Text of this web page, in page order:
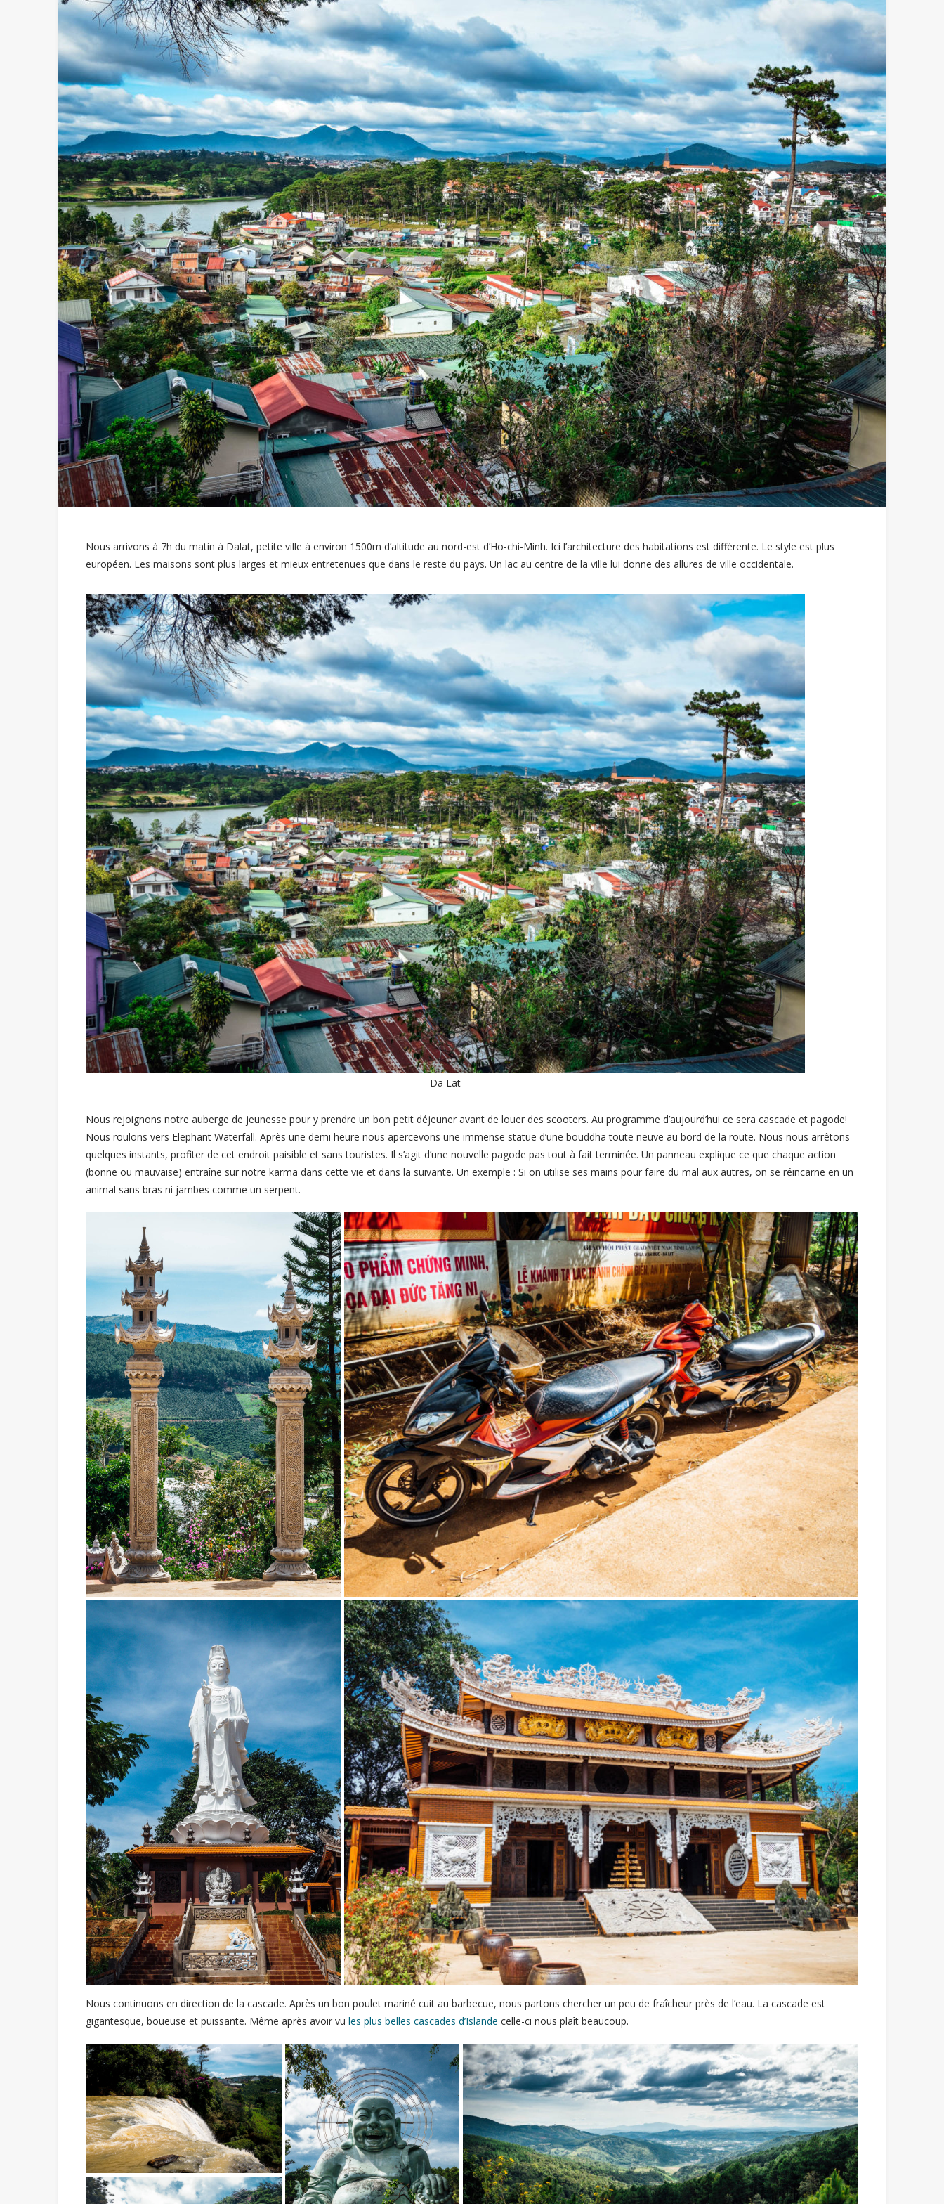
Nous arrivons à 7h du matin à Dalat, petite ville à environ 1500m d’altitude au nord-est d’Ho-chi-Minh. Ici l’architecture des habitations est différente. Le style est plus
européen. Les maisons sont plus larges et mieux entretenues que dans le reste du pays. Un lac au centre de la ville lui donne des allures de ville occidentale.
Da Lat
Nous rejoignons notre auberge de jeunesse pour y prendre un bon petit déjeuner avant de louer des scooters. Au programme d’aujourd’hui ce sera cascade et pagode!
Nous roulons vers Elephant Waterfall. Après une demi heure nous apercevons une immense statue d’une bouddha toute neuve au bord de la route. Nous nous arrêtons
quelques instants, profiter de cet endroit paisible et sans touristes. Il s’agit d’une nouvelle pagode pas tout à fait terminée. Un panneau explique ce que chaque action
(bonne ou mauvaise) entraîne sur notre karma dans cette vie et dans la suivante. Un exemple : Si on utilise ses mains pour faire du mal aux autres, on se réincarne en un
animal sans bras ni jambes comme un serpent.
Nous continuons en direction de la cascade. Après un bon poulet mariné cuit au barbecue, nous partons chercher un peu de fraîcheur près de l’eau. La cascade est
gigantesque, boueuse et puissante. Même après avoir vu les plus belles cascades d’Islande celle-ci nous plaît beaucoup.